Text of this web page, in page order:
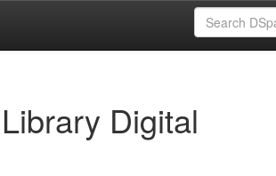
Digital